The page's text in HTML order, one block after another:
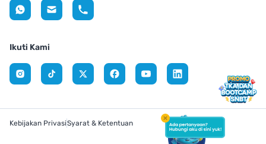
Ikuti Kami
Kebijakan PrivasiSyarat & Ketentuan